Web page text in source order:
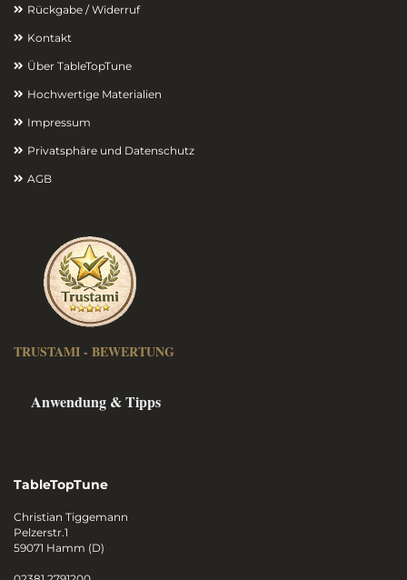
Rückgabe / Widerruf
Kontakt
Über TableTopTune
Hochwertige Materialien
Impressum
Privatsphäre und Datenschutz
AGB
TRUSTAMI - BEWERTUNG
Anwendung & Tipps
TableTopTune
Christian Tiggemann
Pelzerstr.1
59071 Hamm (D)